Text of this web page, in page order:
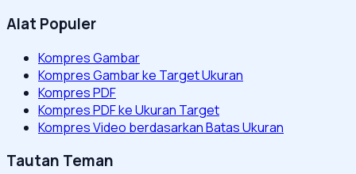
Alat Populer
Kompres Gambar
Kompres Gambar ke Target Ukuran
Kompres PDF
Kompres PDF ke Ukuran Target
Kompres Video berdasarkan Batas Ukuran
Tautan Teman